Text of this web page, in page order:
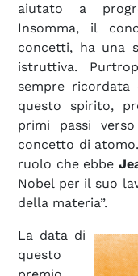
aiutato a
Insomma, il
concetti, ha una
istruttiva.
sempre
questo spirito,
primi passi
concetto di
ruolo che ebbe
Nobel per il suo
della materia”.
La data di
questo